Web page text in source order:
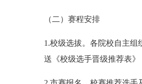
（二）赛程安排
1.校级选拔。各院校自主组
送《校级选手晋级推荐表》